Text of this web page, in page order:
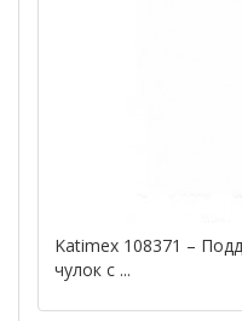
Katimex 108371 –
чулок с ...